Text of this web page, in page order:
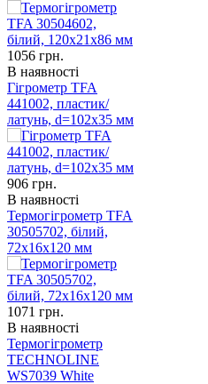
1056 грн.
В наявності
Гігрометр TFA
441002, пластик/
латунь, d=102х35 мм
906 грн.
В наявності
Термогігрометр TFA
30505702, білий,
72x16x120 мм
1071 грн.
В наявності
Термогігрометр
TECHNOLINE
WS7039 White